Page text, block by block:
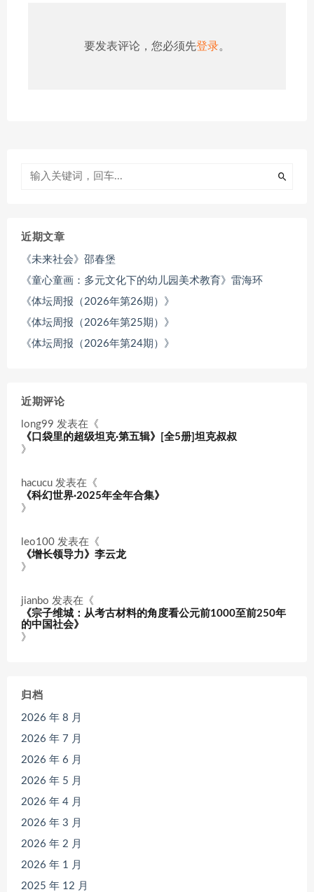
要发表评论，您必须先登录。
近期文章
《未来社会》邵春堡
《童心童画：多元文化下的幼儿园美术教育》雷海环
《体坛周报（2026年第26期）》
《体坛周报（2026年第25期）》
《体坛周报（2026年第24期）》
近期评论
long99 发表在《
《口袋里的超级坦克·第五辑》[全5册]坦克叔叔
》
hacucu 发表在《
《科幻世界·2025年全年合集》
》
leo100 发表在《
《增长领导力》李云龙
》
jianbo 发表在《
《宗子维城：从考古材料的角度看公元前1000至前250年
的中国社会》
》
归档
2026 年 8 月
2026 年 7 月
2026 年 6 月
2026 年 5 月
2026 年 4 月
2026 年 3 月
2026 年 2 月
2026 年 1 月
2025 年 12 月